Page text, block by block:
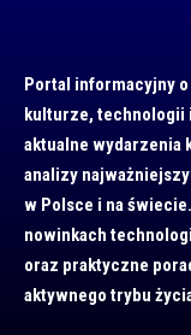
Portal informacyjny
kulturze, technologii
aktualne wydarzenia
analizy
w Polsce i na
nowinkach
oraz praktyczne
aktywnego trybu